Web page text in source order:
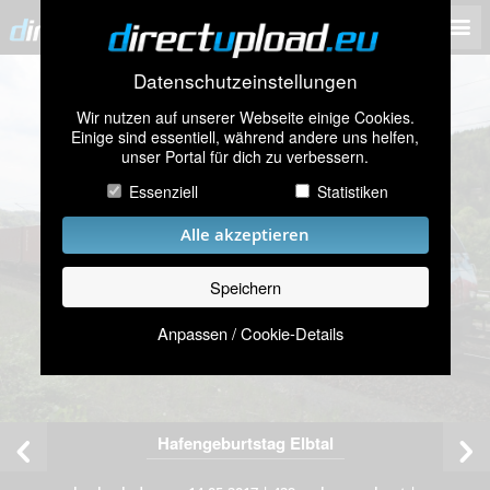
Datenschutzeinstellungen
Wir nutzen auf unserer Webseite einige Cookies.
Einige sind essentiell, während andere uns helfen,
unser Portal für dich zu verbessern.
Essenziell
Statistiken
Alle akzeptieren
Speichern
Anpassen / Cookie-Details
Hafengeburtstag Elbtal